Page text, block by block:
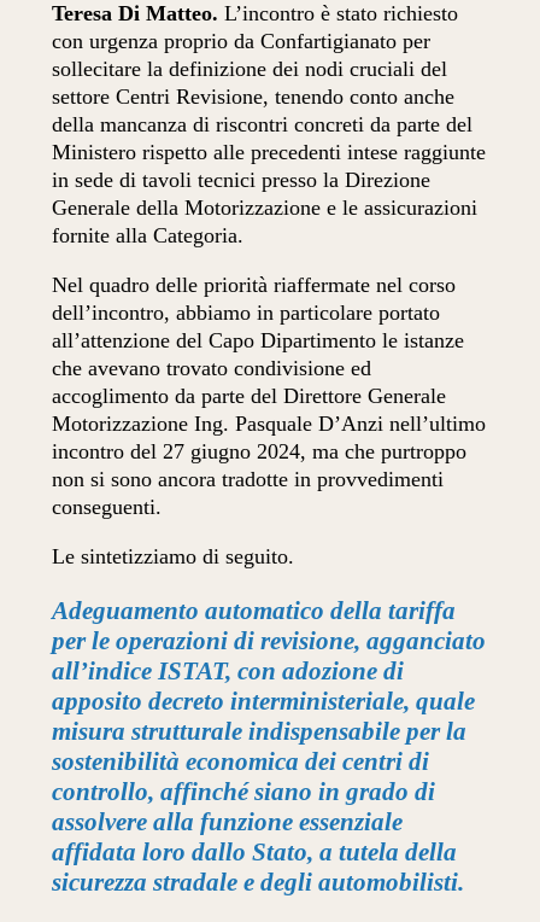
Teresa Di Matteo.L’incontro è stato richiesto
con urgenza proprio da Confartigianato per
sollecitare la definizione dei nodi cruciali del
settore Centri Revisione, tenendo conto anche
della mancanza di riscontri concreti da parte del
Ministero rispetto alle precedenti intese raggiunte
in sede di tavoli tecnici presso la Direzione
Generale della Motorizzazione e le assicurazioni
fornite alla Categoria.
Nel quadro delle priorità riaffermate nel corso
dell’incontro, abbiamo in particolare portato
all’attenzione del Capo Dipartimento le istanze
che avevano trovato condivisione ed
accoglimento da parte del Direttore Generale
Motorizzazione Ing. Pasquale D’Anzi nell’ultimo
incontro del 27 giugno 2024, ma che purtroppo
non si sono ancora tradotte in provvedimenti
conseguenti.
Le sintetizziamo di seguito.
Adeguamento automatico della tariffa
per le operazioni di revisione, agganciato
all’indice ISTAT, con adozione di
apposito decreto interministeriale, quale
misura strutturale indispensabile per la
sostenibilità economica dei centri di
controllo, affinché siano in grado di
assolvere alla funzione essenziale
affidata loro dallo Stato, a tutela della
sicurezza stradale e degli automobilisti.